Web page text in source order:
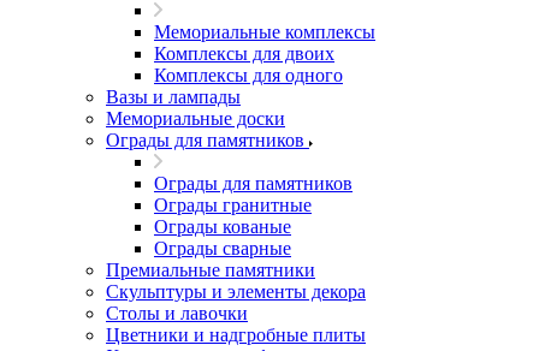
Мемориальные комплексы
Комплексы для двоих
Комплексы для одного
Вазы и лампады
Мемориальные доски
Ограды для памятников
Ограды для памятников
Ограды гранитные
Ограды кованые
Ограды сварные
Премиальные памятники
Скульптуры и элементы декора
Столы и лавочки
Цветники и надгробные плиты